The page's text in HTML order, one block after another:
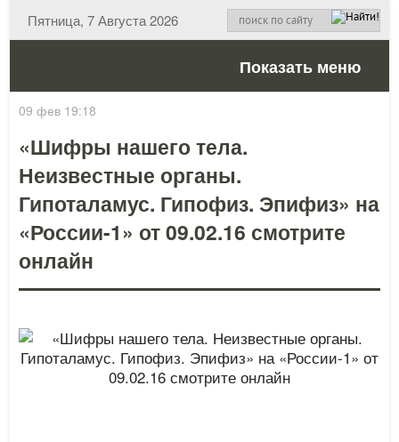
Пятница, 7 Августа 2026
Показать меню
09 фев 19:18
«Шифры нашего тела.
Неизвестные органы.
Гипоталамус. Гипофиз. Эпифиз» на
«России-1» от 09.02.16 смотрите
онлайн